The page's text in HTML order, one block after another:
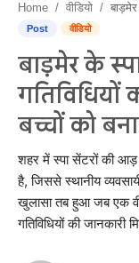
Contact Us
राजस्थान
राजनीति
क्राइम
भारत
Home वीडियो बाड़मेर के
Post वीडियो
बाड़मेर के
बच्चों को
शहर में स्पा सेंटरों की आड़
है, जिससे स्थानीय
खुलासा तब हुआ जब एक
गतिविधियों की जानकारी